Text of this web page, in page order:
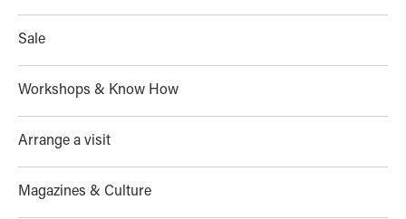
Sale
Workshops & Know How
Arrange a visit
Magazines & Culture